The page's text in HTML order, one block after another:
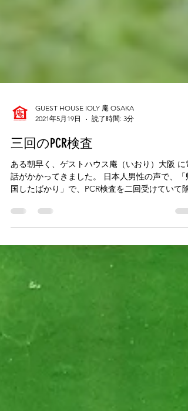
2021年5月19日
読了時間: 3分
三回のPCR検査
ある朝早く、ゲストハウス庵（いおり）大阪 に電
国したばかり」で、PCR検査を二回受けていて陰
証明書も持っているが、一週間ほど隔離するため